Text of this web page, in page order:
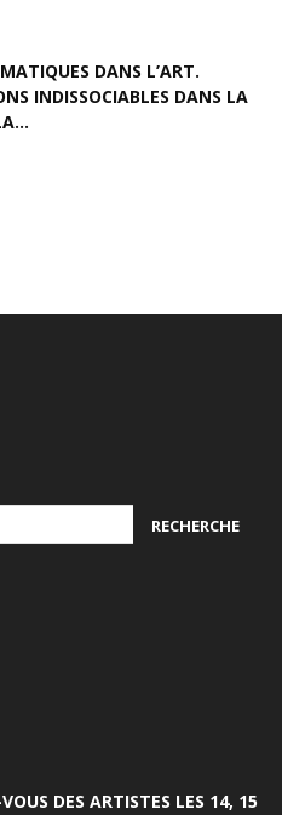
DANS L’ART.
INDISSOCIABLES DANS LA
DES ARTISTES LES 14, 15